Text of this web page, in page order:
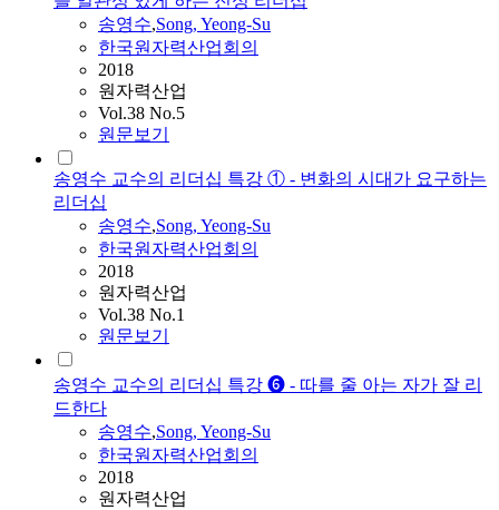
송영수,Song, Yeong-Su
한국원자력산업회의
2018
원자력산업
Vol.38 No.5
원문보기
송영수 교수의 리더십 특강 ① - 변화의 시대가 요구하는
리더십
송영수,Song, Yeong-Su
한국원자력산업회의
2018
원자력산업
Vol.38 No.1
원문보기
송영수 교수의 리더십 특강 ❻ - 따를 줄 아는 자가 잘 리
드한다
송영수,Song, Yeong-Su
한국원자력산업회의
2018
원자력산업